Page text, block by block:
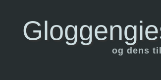
og dens